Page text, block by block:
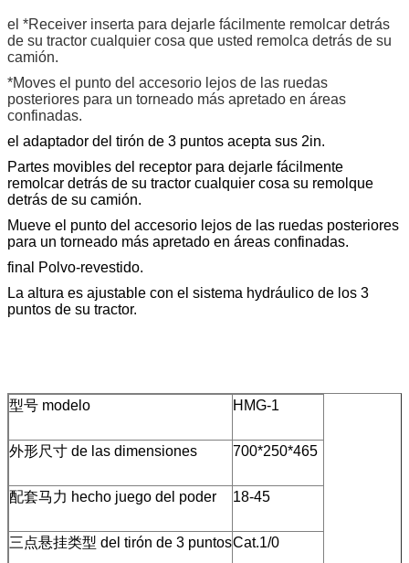
el *Receiver inserta para dejarle fácilmente remolcar detrás
de su tractor cualquier cosa que usted remolca detrás de su
camión.
*Moves el punto del accesorio lejos de las ruedas
posteriores para un torneado más apretado en áreas
confinadas.
el adaptador del tirón de 3 puntos acepta sus 2in.
Partes movibles del receptor para dejarle fácilmente
remolcar detrás de su tractor cualquier cosa su remolque
detrás de su camión.
Mueve el punto del accesorio lejos de las ruedas posteriores
para un torneado más apretado en áreas confinadas.
final Polvo-revestido.
La altura es ajustable con el sistema hydráulico de los 3
puntos de su tractor.
型号 modelo HMG-1
外形尺寸 de las dimensiones 700*250*465
配套马力 hecho juego del poder 18-45
三点悬挂类型 del tirón de 3 puntosCat.1/0